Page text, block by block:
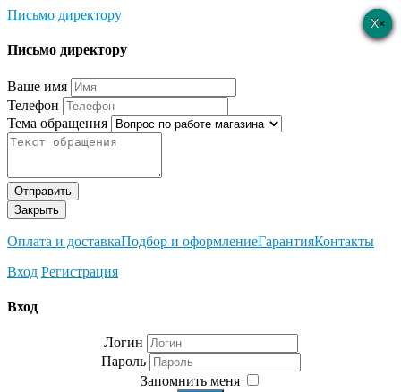
Письмо директору
×
Письмо директору
Ваше имя
Телефон
Тема обращения
Отправить
Закрыть
Оплата и доставкаПодбор и оформлениеГарантияКонтакты
Вход Регистрация
×
Вход
Логин
Пароль
Запомнить меня
×
×
×